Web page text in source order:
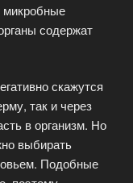
микробные
содержат
скажутся
так и через
в организм. Но
выбирать
Подобные